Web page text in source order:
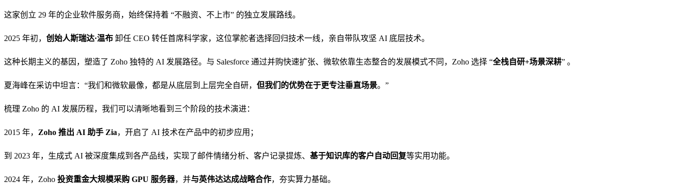
这家创立 29 年的企业软件服务商，始终保持着 “不融资、不上市” 的独立发展路线。
2025 年初， 创始人斯瑞达·温布 卸任 CEO 转任首席科学家，这位掌舵者选择回归技术一线，亲自带队攻坚 AI 底层技术。
这种长期主义的基因，塑造了 Zoho 独特的 AI 发展路径。与 Salesforce 通过并购快速扩张、微软依靠生态整合的发展模式不同，Zoho 选择 “全栈自研+场景深耕” 。
夏海峰在采访中坦言：“我们和微软最像，都是从底层到上层完全自研， 但我们的优势在于更专注垂直场景。”
梳理 Zoho 的 AI 发展历程，我们可以清晰地看到三个阶段的技术演进：
2015 年， Zoho 推出 AI 助手 Zia，开启了 AI 技术在产品中的初步应用；
到 2023 年，生成式 AI 被深度集成到各产品线，实现了邮件情绪分析、客户记录提炼、 基于知识库的客户自动回复等实用功能。
2024 年，Zoho 投资重金大规模采购 GPU 服务器，并与英伟达达成战略合作，夯实算力基础。